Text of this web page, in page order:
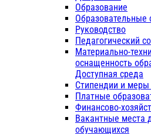
Образование
Образовательные
Руководство
Педагогический
Материально-
оснащенность
Доступная среда
Стипендии и
Платные
Финансово-
Вакантные места
обучающихся